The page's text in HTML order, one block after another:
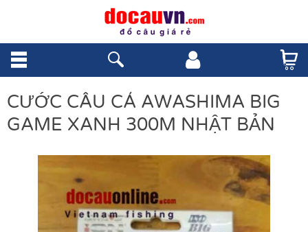
CƯỚC CÂU CÁ AWASHIMA BIG
GAME XANH 300M NHẬT BẢN